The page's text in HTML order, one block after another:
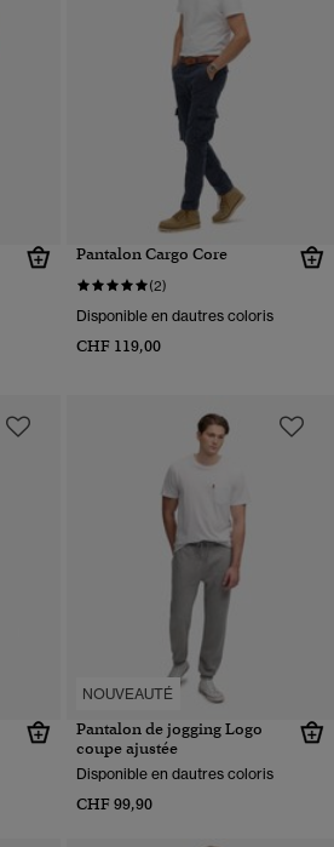
Pantalon Cargo Core
(2)
Disponible en dautres coloris
CHF 119,00
NOUVEAUTÉ
Pantalon de jogging Logo
coupe ajustée
Disponible en dautres coloris
CHF 99,90